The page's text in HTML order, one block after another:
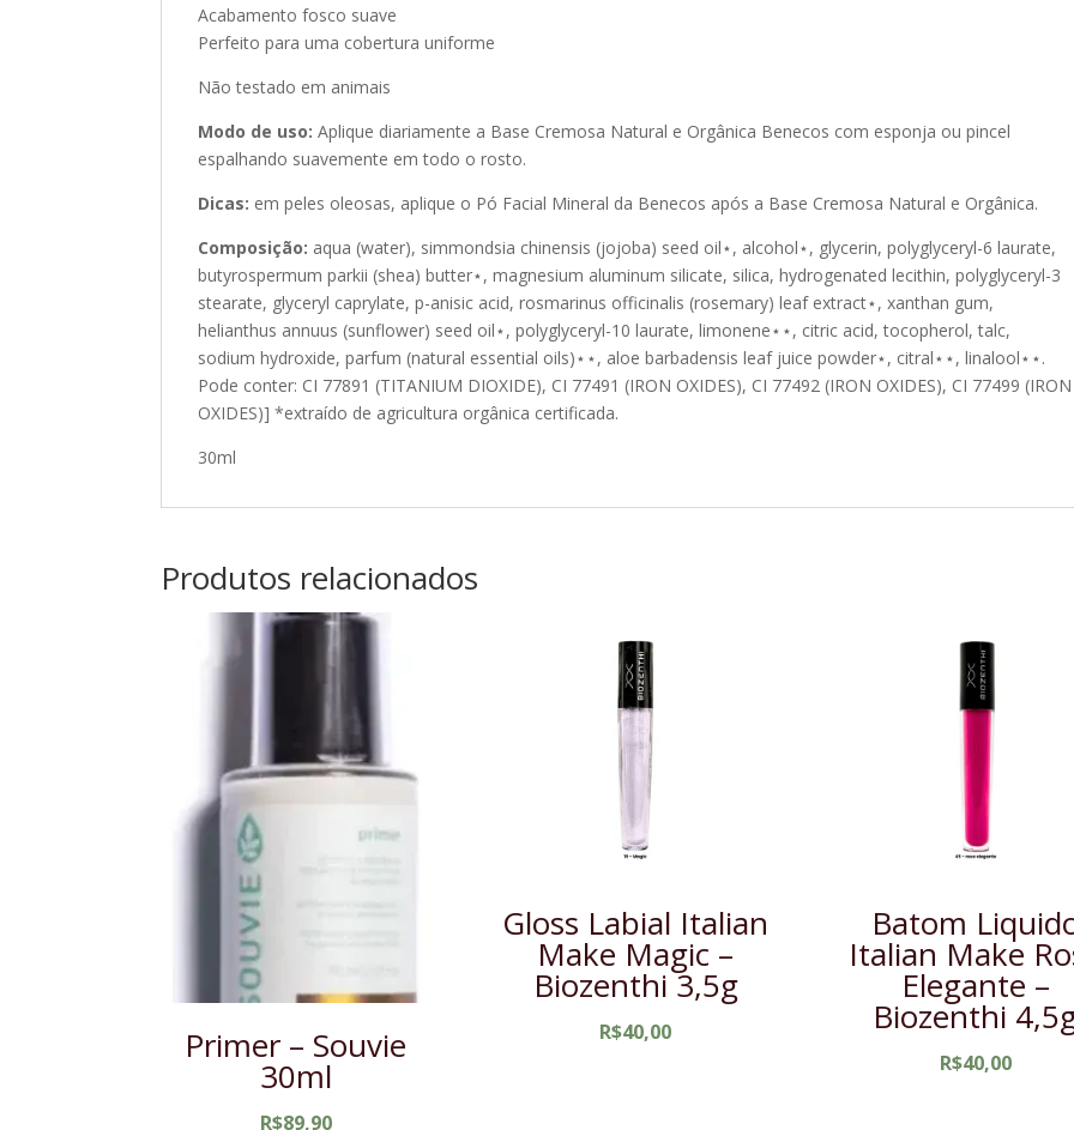
Acabamento fosco suave
Perfeito para uma cobertura uniforme
Não testado em animais
Modo de uso: Aplique diariamente a Base Cremosa Natural e Orgânica Benecos com esponja ou pincel
espalhando suavemente em todo o rosto.
Dicas: em peles oleosas, aplique o Pó Facial Mineral da Benecos após a Base Cremosa Natural e Orgânica.
Composição: aqua (water), simmondsia chinensis (jojoba) seed oil⋆, alcohol⋆, glycerin, polyglyceryl-6 laurate,
butyrospermum parkii (shea) butter⋆, magnesium aluminum silicate, silica, hydrogenated lecithin, polyglyceryl-3
stearate, glyceryl caprylate, p-anisic acid, rosmarinus officinalis (rosemary) leaf extract⋆, xanthan gum,
helianthus annuus (sunflower) seed oil⋆, polyglyceryl-10 laurate, limonene⋆⋆, citric acid, tocopherol, talc,
sodium hydroxide, parfum (natural essential oils)⋆⋆, aloe barbadensis leaf juice powder⋆, citral⋆⋆, linalool⋆⋆.
Pode conter: CI 77891 (TITANIUM DIOXIDE), CI 77491 (IRON OXIDES), CI 77492 (IRON OXIDES), CI 77499 (IRON
OXIDES)] *extraído de agricultura orgânica certificada.
30ml
Produtos relacionados
Primer – Souvie
30ml
R$89,90
Gloss Labial Italian
Make Magic –
Biozenthi 3,5g
R$40,00
Batom
Italian Make
Elegante –
Biozenthi
R$40,00